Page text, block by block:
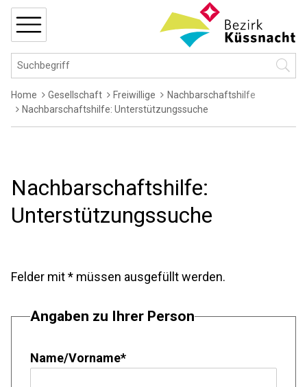
Navigieren in Küssnacht
Schnellnavigation
Hauptnavigation
Suchbegriff
Breadcrumb
Home Gesellschaft Freiwillige
Nachbarschaftshilfe
Nachbarschaftshilfe: Unterstützungssuche
Nachbarschaftshilfe:
Unterstützungssuche
Felder mit * müssen ausgefüllt werden.
Angaben zu Ihrer Person
Name/Vorname*